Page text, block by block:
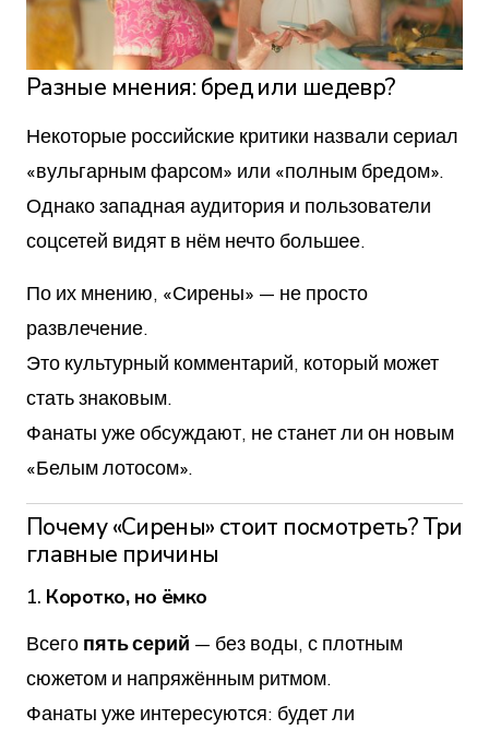
Разные мнения: бред или шедевр?
Некоторые российские критики назвали сериал
«вульгарным фарсом» или «полным бредом».
Однако западная аудитория и пользователи
соцсетей видят в нём нечто большее.
По их мнению, «Сирены» — не просто
развлечение.
Это культурный комментарий, который может
стать знаковым.
Фанаты уже обсуждают, не станет ли он новым
«Белым лотосом».
Почему «Сирены» стоит посмотреть? Три
главные причины
1. Коротко, но ёмко
Всего пять серий — без воды, с плотным
сюжетом и напряжённым ритмом.
Фанаты уже интересуются: будет ли